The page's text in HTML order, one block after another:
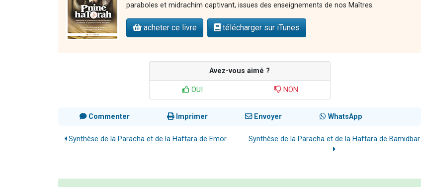
paraboles et midrachim captivant, issues des enseignements de nos Maîtres.
acheter ce livre télécharger sur iTunes
Avez-vous aimé ?
OUI NON
Commenter Imprimer Envoyer WhatsApp
Synthèse de la Paracha et de la Haftara de Emor Synthèse de la Paracha et de la Haftara de Bamidbar